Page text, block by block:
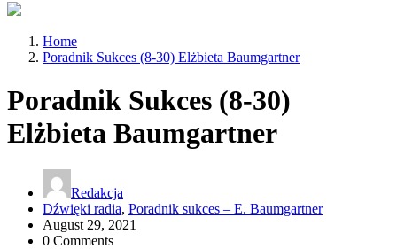
Home
Poradnik Sukces (8-30) Elżbieta Baumgartner
Poradnik Sukces (8-30)
Elżbieta Baumgartner
Redakcja
Dźwięki radia, Poradnik sukces – E. Baumgartner
August 29, 2021
0 Comments